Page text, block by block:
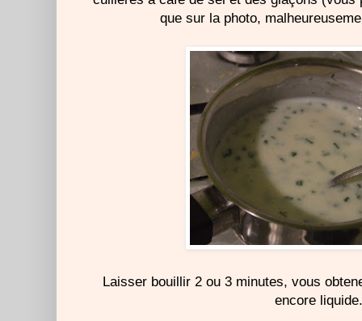
que sur la photo,
Laisser bouillir 2 ou 3 minutes, vous
encore